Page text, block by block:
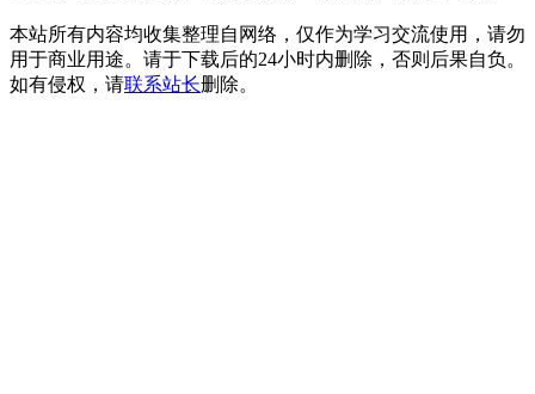
本站所有内容均收集整理自网络，仅作为学习交流使用，请勿
用于商业用途。请于下载后的24小时内删除，否则后果自负。
如有侵权，请联系站长删除。